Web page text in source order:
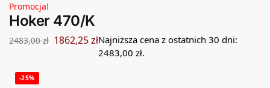
Promocja!
Hoker 470/K
2483,00zł 1862,25złNajniższa cena z ostatnich 30 dni:
2483,00 zł.
-25%